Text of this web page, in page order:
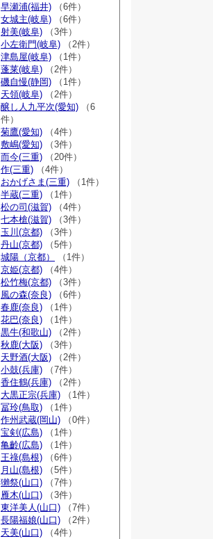
早瀬浦(福井) （6件）
女城主(岐阜) （6件）
射美(岐阜) （3件）
小左衛門(岐阜) （2件）
津島屋(岐阜) （1件）
蓬莱(岐阜) （2件）
磯自慢(静岡) （1件）
天領(岐阜) （2件）
醸し人九平次(愛知) （6
件）
菊鷹(愛知) （4件）
敷嶋(愛知) （3件）
而今(三重) （20件）
作(三重) （4件）
おかげさま(三重) （1件）
半蔵(三重) （1件）
松の司(滋賀) （4件）
七本槍(滋賀) （3件）
玉川(京都) （3件）
丹山(京都) （5件）
城陽（京都）
（1件）
京姫(京都) （4件）
松竹梅(京都) （3件）
風の森(奈良) （6件）
春鹿(奈良) （1件）
花巴(奈良) （1件）
黒牛(和歌山) （2件）
秋鹿(大阪) （3件）
天野酒(大阪) （2件）
小鼓(兵庫) （7件）
香住鶴(兵庫) （2件）
大黒正宗(兵庫) （1件）
冨玲(鳥取) （1件）
作州武蔵(岡山) （0件）
宝剣(広島) （1件）
亀齡(広島) （1件）
王祿(島根) （6件）
月山(島根) （5件）
獺祭(山口) （7件）
雁木(山口) （3件）
東洋美人(山口) （7件）
長陽福娘(山口) （2件）
天美(山口) （4件）